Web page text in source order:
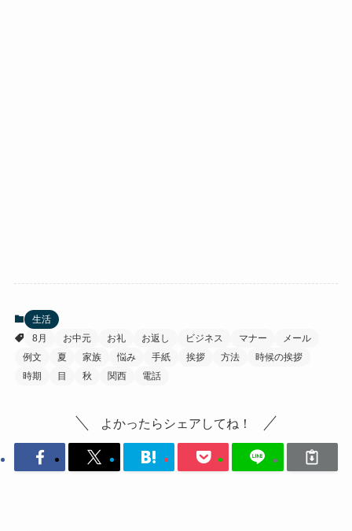
生活
8月
お中元 お礼 お返し ビジネス マナー
メール
例文
夏 家族 悩み 手紙 挨拶 方法
時候の挨拶
時期
目 秋 関西 電話
よかったらシェアしてね！